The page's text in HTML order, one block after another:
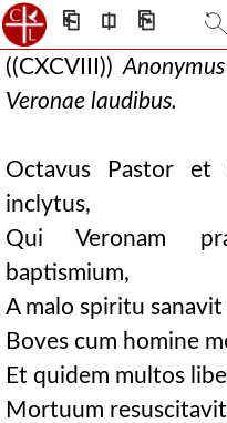
⎗ ⎅ ⎘
((CXCVIII))
Veronae laudibus.
Octavus Pastor et
inclytus,
Qui Veronam
baptismium,
A malo spiritu
Boves cum homine
Et quidem multos
Mortuum